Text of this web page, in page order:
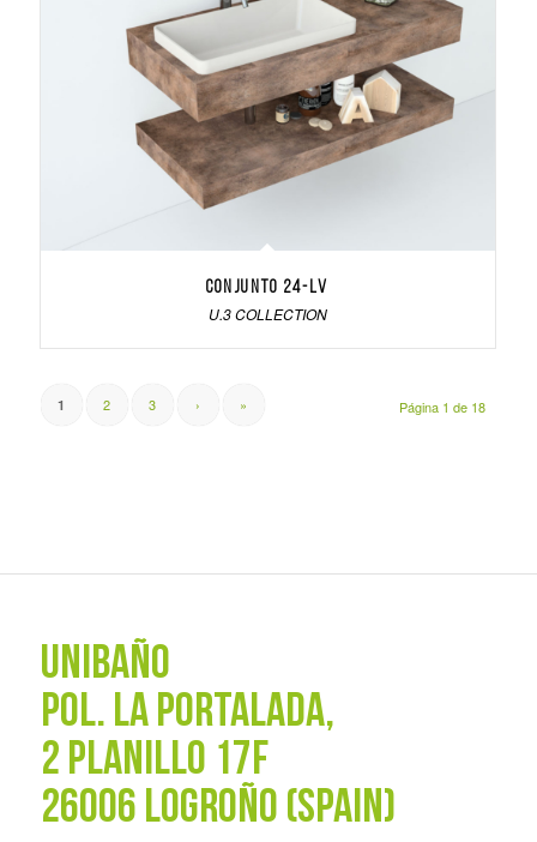
Conjunto 24-LV
U.3 COLLECTION
Página 1 de 18
1 2 3 › »
UNIBAÑO
POL. La Portalada,
2 PLANILLO 17F
26006 LOGROÑO (SPAIN)